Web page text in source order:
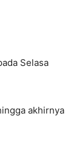
Selasa
akhirnya